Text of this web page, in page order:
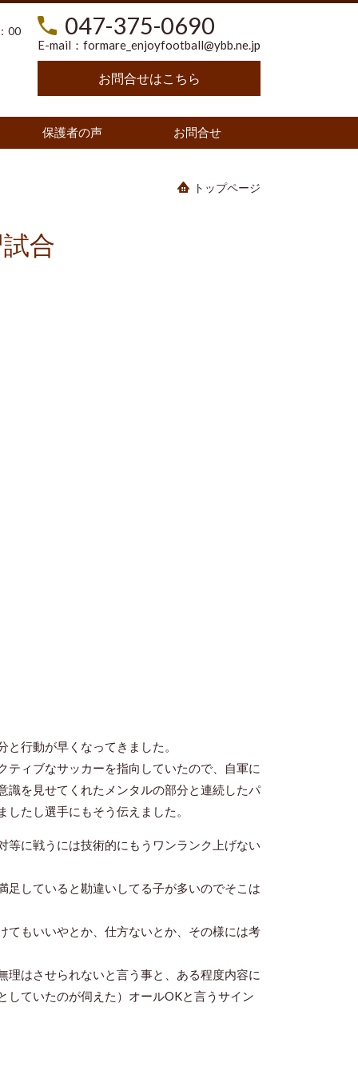
00
047-375-0690
E-mail： formare_enjoyfootball@ybb.ne.jp
お問合せはこちら
保護者の声 お問合せ
トップページ
合
行動が早くなってきました。
ィブなサッカーを指向していたので、自軍に
識を見せてくれたメンタルの部分と連続したパ
たし選手にもそう伝えました。
等に戦うには技術的にもうワンランク上げない
足していると勘違いしてる子が多いのでそこは
てもいいやとか、仕方ないとか、その様には考
はさせられないと言う事と、ある程度内容に
していたのが伺えた）オールOKと言うサイン